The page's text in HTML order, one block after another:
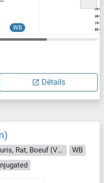
WB
Détails
Reactivité: Humain, Souris, Rat, Boeuf (Vache), Lapin, Cobaye, Cheval
WB